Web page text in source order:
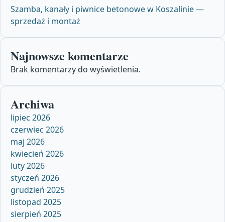
Szamba, kanały i piwnice betonowe w Koszalinie —
sprzedaż i montaż
Najnowsze komentarze
Brak komentarzy do wyświetlenia.
Archiwa
lipiec 2026
czerwiec 2026
maj 2026
kwiecień 2026
luty 2026
styczeń 2026
grudzień 2025
listopad 2025
sierpień 2025